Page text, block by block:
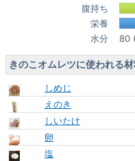
腹持ち
栄養
水分
80
きのこオムレツに使われる
しめじ
えのき
しいたけ
卵
塩